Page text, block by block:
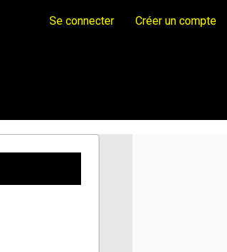
Se connecter Créer un compte